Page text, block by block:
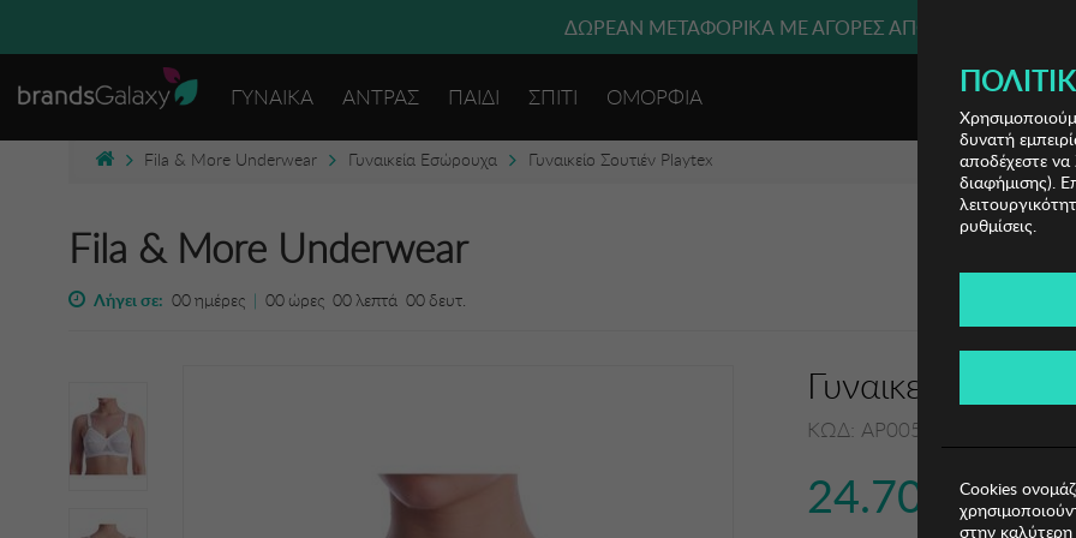
ΔΩΡΕΑΝ ΜΕΤΑΦΟΡΙΚΑ ΜΕ ΑΓΟΡΕΣ ΑΠΌ 49€ ΚΑΙ ΆΝΩ!
ΓΥΝΑΙΚΑ ΑΝΤΡΑΣ ΠΑΙΔΙ ΣΠΙΤΙ ΟΜΟΡΦΙΑ
Fila & More Underwear Γυναικεία Εσώρουχα Γυναικείο Σουτιέν Playtex
Fila & More Underwear
Λήγει σε: 00ημέρες | 00 ώρες 00λεπτά 00 δευτ.
Γυναικείο
ΚΩΔ: AP00556-BLANCO001
24.70€
δυνατή
αποδέχεστε να
διαφήμισης).
ρυθμίσεις.
Cookies
στην καλύτερη